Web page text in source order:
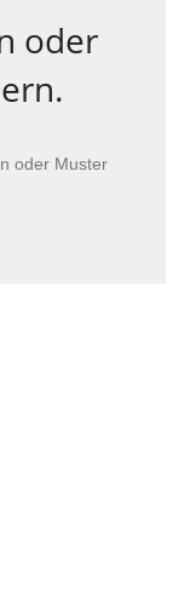
oder
oder Muster